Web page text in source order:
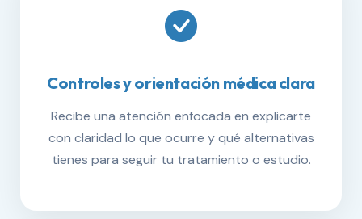
Controles y orientación médica clara
Recibe una atención enfocada en explicarte
con claridad lo que ocurre y qué alternativas
tienes para seguir tu tratamiento o estudio.